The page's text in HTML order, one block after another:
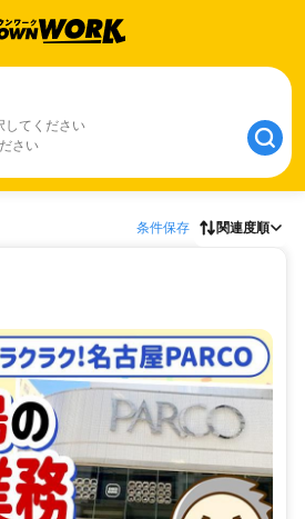
してください
さい
条件保存 関連度順